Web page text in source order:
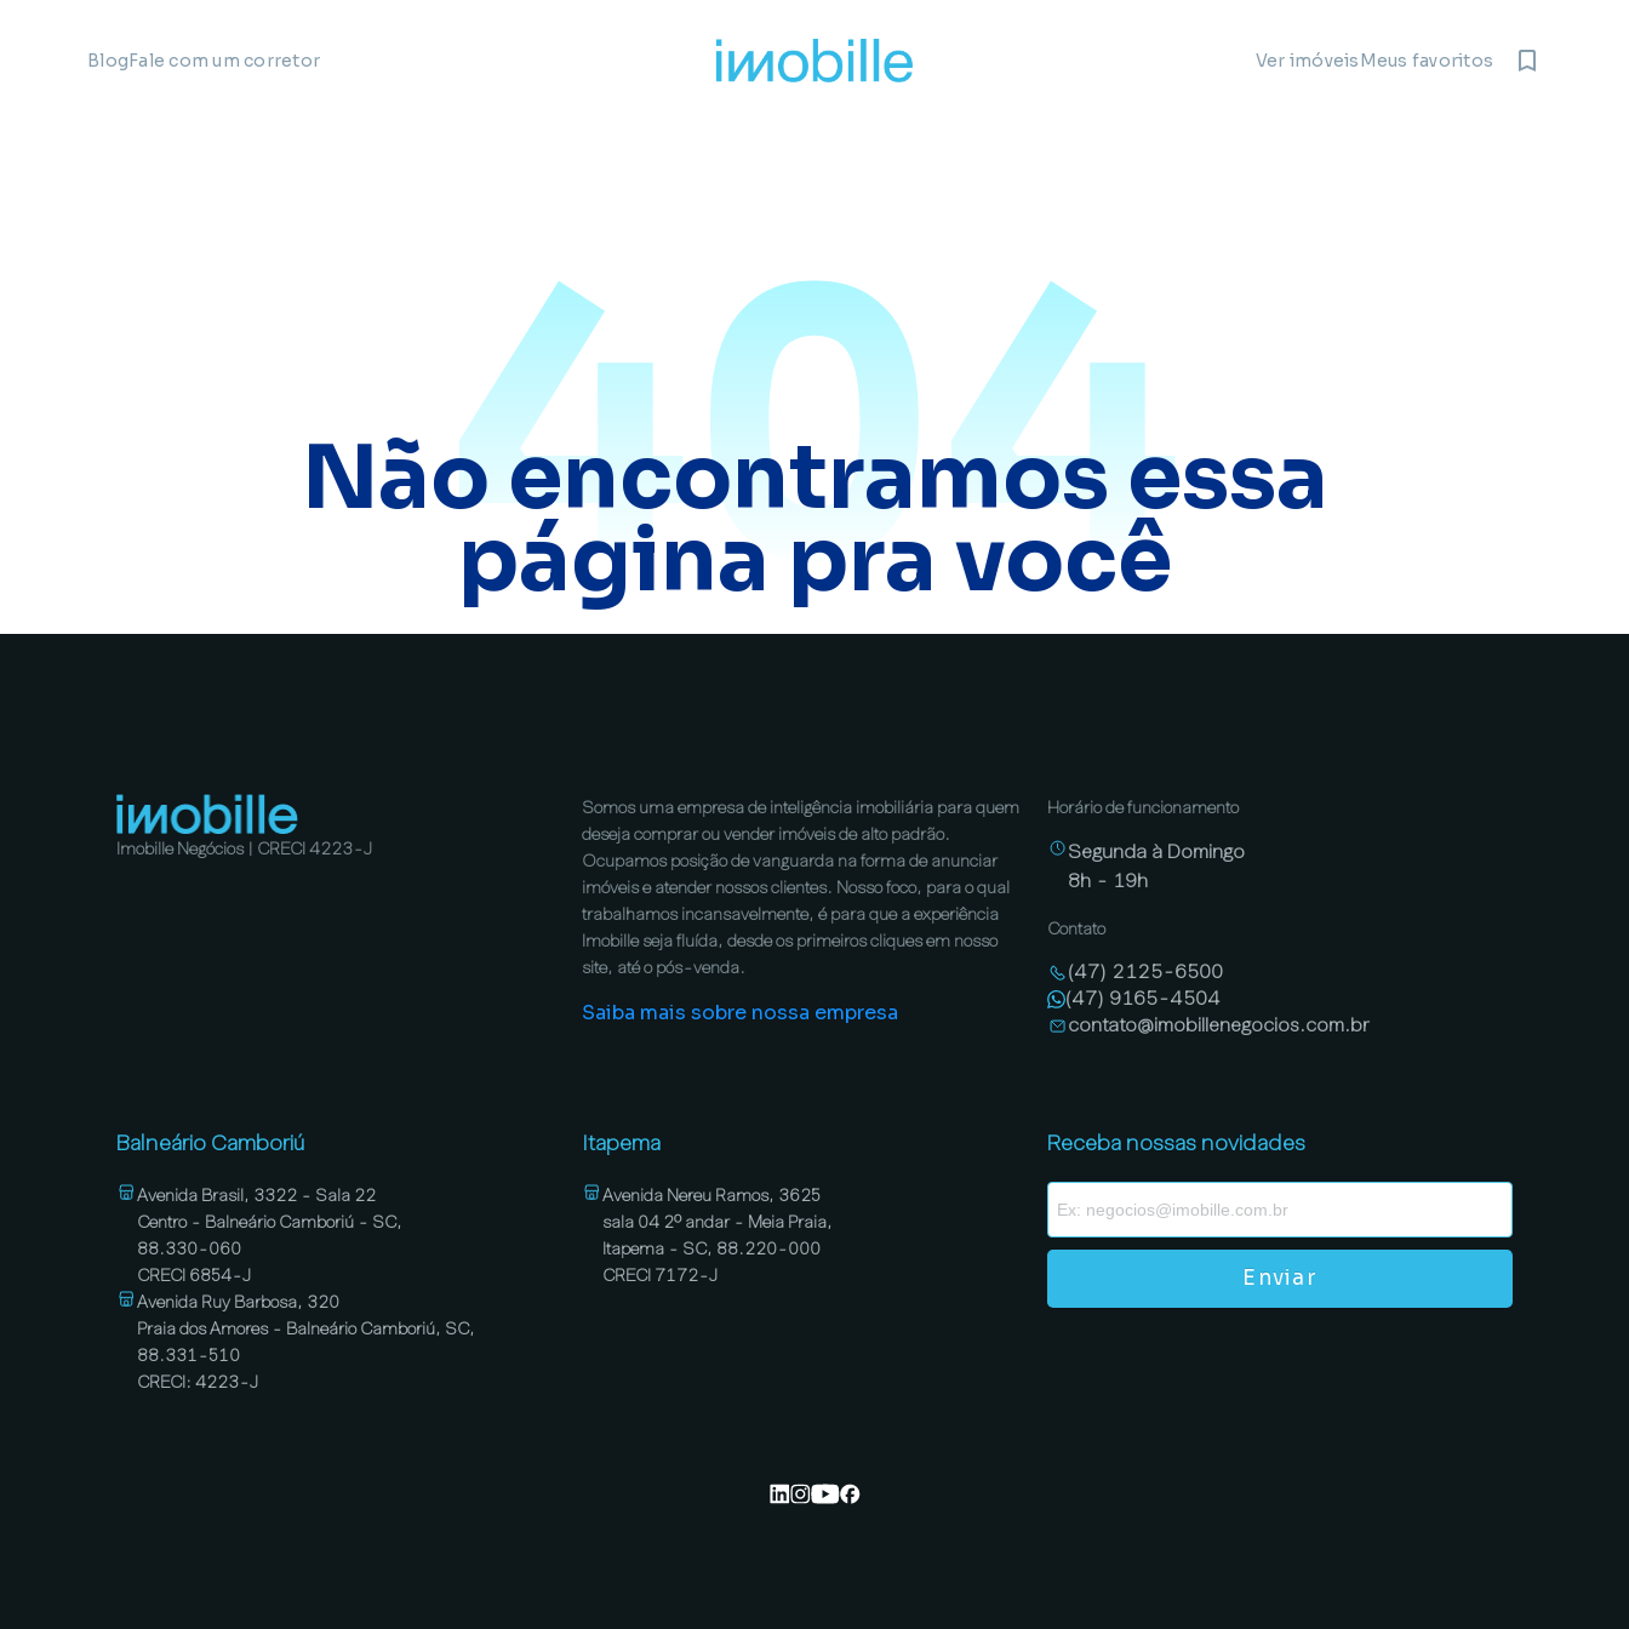
BlogFale com um corretor Ver imóveisMeus favoritos
404
Não encontramos essa
página pra você
Imobille Negócios | CRECI 4223-J
Somos uma empresa de inteligência imobiliária para quem
deseja comprar ou vender imóveis de alto padrão.
Ocupamos posição de vanguarda na forma de anunciar
imóveis e atender nossos clientes. Nosso foco, para o qual
trabalhamos incansavelmente, é para que a experiência
Imobille seja fluída, desde os primeiros cliques em nosso
site, até o pós-venda.
Saiba mais sobre nossa empresa
Horário de funcionamento
Segunda à Domingo
8h - 19h
Contato
(47) 2125-6500
(47) 9165-4504
contato@imobillenegocios.com.br
Balneário Camboriú
Avenida Brasil, 3322 - Sala 22
Centro - Balneário Camboriú - SC,
88.330-060
CRECI 6854-J
Avenida Ruy Barbosa, 320
Praia dos Amores - Balneário Camboriú, SC,
88.331-510
CRECI: 4223-J
Itapema
Avenida Nereu Ramos, 3625
sala 04 2º andar - Meia Praia,
Itapema - SC, 88.220-000
CRECI 7172-J
Receba nossas novidades
Enviar